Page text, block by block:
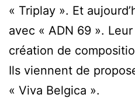
« Triplay ». Et
avec « ADN 69 ».
création de
Ils viennent de
« Viva Belgica ».